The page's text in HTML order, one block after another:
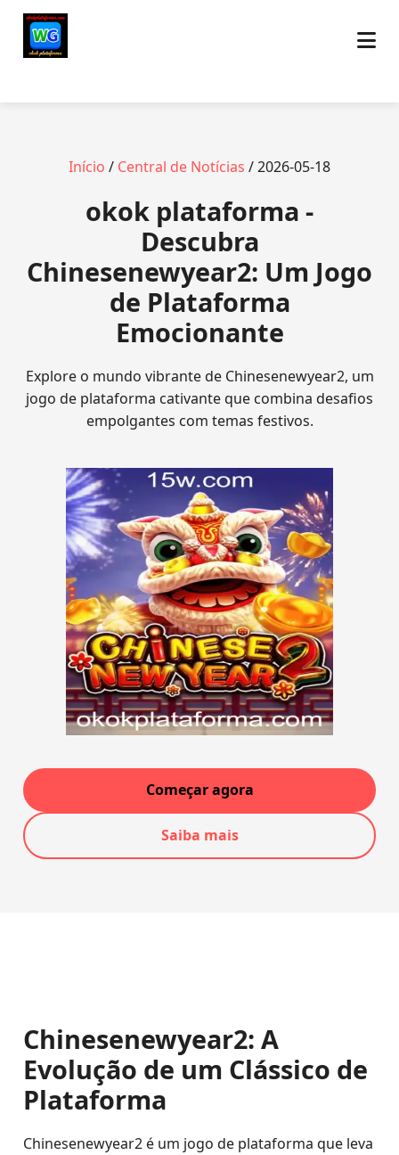
Início / Central de Notícias / 2026-05-18
okok plataforma -
Descubra
Chinesenewyear2: Um Jogo
de Plataforma
Emocionante
Explore o mundo vibrante de Chinesenewyear2, um
jogo de plataforma cativante que combina desafios
empolgantes com temas festivos.
Começar agora
Saiba mais
Chinesenewyear2: A
Evolução de um Clássico de
Plataforma
Chinesenewyear2 é um jogo de plataforma que leva